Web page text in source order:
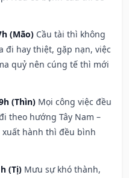
(Mão) Cầu tài thì không
đi hay thiệt, gặp nạn, việc
quỷ nên cúng tế thì mới
(Thìn) Mọi công việc đều
theo hướng Tây Nam –
hành thì đều bình
(Tị) Mưu sự khó thành,